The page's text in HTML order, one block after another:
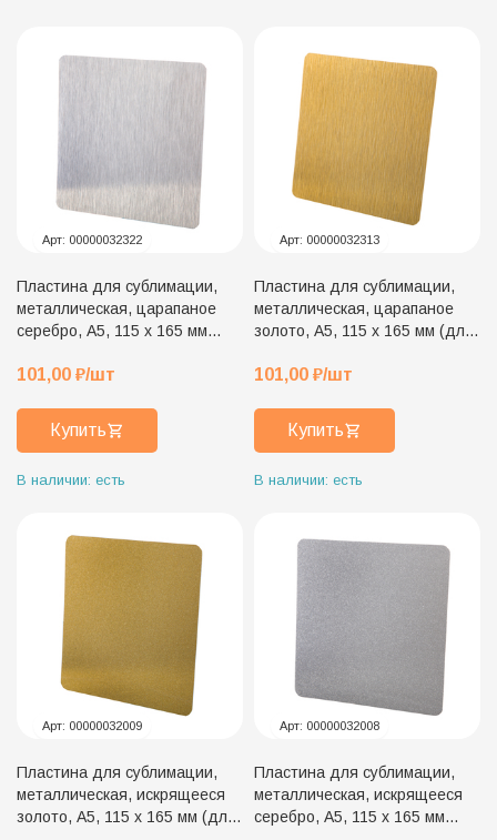
Арт: 00000032322
Пластина для сублимации,
металлическая, царапаное
серебро, А5, 115 х 165 мм
101,00 ₽/шт
Купить
В наличии: есть
Арт: 00000032313
Пластина для сублимации,
металлическая, царапаное
золото, А5, 115 х 165 мм (для
101,00 ₽/шт
Купить
В наличии: есть
Арт: 00000032009
Пластина для сублимации,
металлическая, искрящееся
золото, А5, 115 х 165 мм (для
Арт: 00000032008
Пластина для сублимации,
металлическая, искрящееся
серебро, А5, 115 х 165 мм